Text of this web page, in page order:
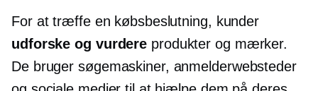
For at træffe en købsbeslutning, kunder
udforske og vurdere produkter og mærker.
De bruger søgemaskiner, anmelderwebsteder